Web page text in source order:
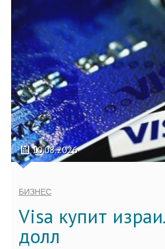
10.08.2026
БИЗНЕС
Visa купит
долл